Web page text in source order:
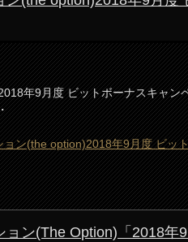
年9月度 ビットボーナスキャ
ョン(the option)2018年9月度 ビッ
ョン(The Option)「2018年